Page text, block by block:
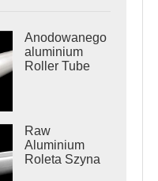
Anodowanego
aluminium
Roller Tube
Raw
Aluminium
Roleta Szyna